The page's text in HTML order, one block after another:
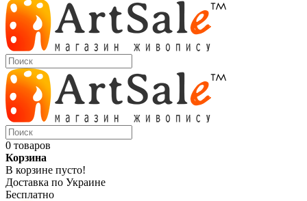
0 товаров
Корзина
В корзине пусто!
Доставка по Украине
Бесплатно